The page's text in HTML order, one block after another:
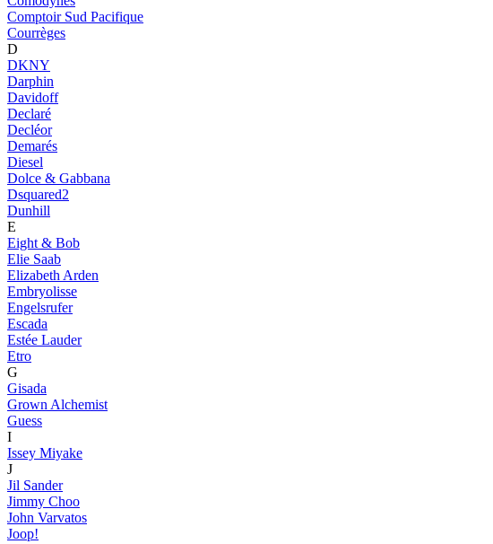
Comptoir Sud Pacifique
Courrèges
D
DKNY
Darphin
Davidoff
Declaré
Decléor
Demarés
Diesel
Dolce & Gabbana
Dsquared2
Dunhill
E
Eight & Bob
Elie Saab
Elizabeth Arden
Embryolisse
Engelsrufer
Escada
Estée Lauder
Etro
G
Gisada
Grown Alchemist
Guess
I
Issey Miyake
J
Jil Sander
Jimmy Choo
John Varvatos
Joop!